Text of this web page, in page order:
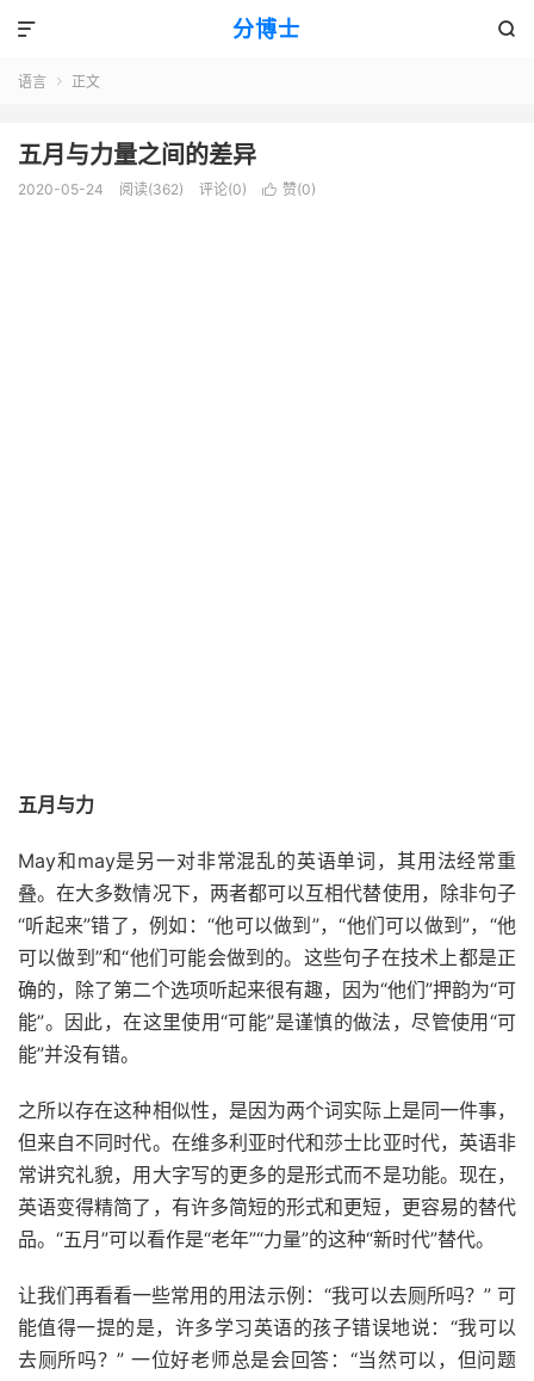
分博士 

语言  正文
五月与力量之间的差异
2020-05-24 阅读(362) 评论(0)  赞(0)
五月与力
May和may是另一对非常混乱的英语单词，其用法经常重
叠。在大多数情况下，两者都可以互相代替使用，除非句子
“听起来”错了，例如：“他可以做到”，“他们可以做到”，“他
可以做到”和“他们可能会做到的。这些句子在技术上都是正
确的，除了第二个选项听起来很有趣，因为“他们”押韵为“可
能”。因此，在这里使用“可能”是谨慎的做法，尽管使用“可
能”并没有错。
之所以存在这种相似性，是因为两个词实际上是同一件事，
但来自不同时代。在维多利亚时代和莎士比亚时代，英语非
常讲究礼貌，用大字写的更多的是形式而不是功能。现在，
英语变得精简了，有许多简短的形式和更短，更容易的替代
品。“五月”可以看作是“老年”“力量”的这种“新时代”替代。
让我们再看看一些常用的用法示例：“我可以去厕所吗？” 可
能值得一提的是，许多学习英语的孩子错误地说：“我可以
去厕所吗？” 一位好老师总是会回答：“当然可以，但问题